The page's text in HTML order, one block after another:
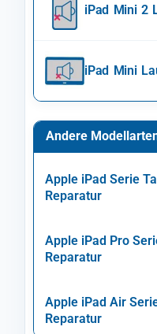
iPad Mini 2
iPad Mini
Andere
Apple iPad Serie
Reparatur
Apple iPad Pro
Reparatur
Apple iPad Air
Reparatur